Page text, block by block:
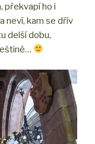
překvapí ho i
neví, kam se dřív
delší dobu,